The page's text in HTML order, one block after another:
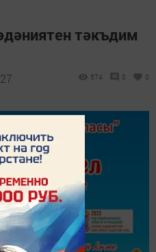
тәкъдим
574 0 0